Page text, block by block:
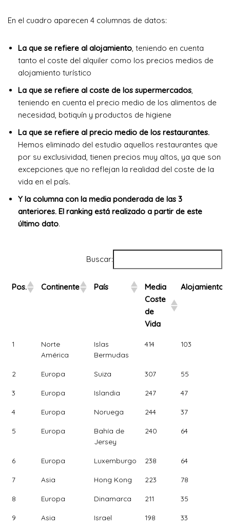
En el cuadro aparecen 4 columnas de datos:
La que se refiere al alojamiento, teniendo en cuenta
tanto el coste del alquiler como los precios medios de
alojamiento turístico
La que se refiere al coste de los supermercados,
teniendo en cuenta el precio medio de los alimentos de
necesidad, botiquín y productos de higiene
La que se refiere al precio medio de los restaurantes.
Hemos eliminado del estudio aquellos restaurantes que
por su exclusividad, tienen precios muy altos, ya que son
excepciones que no reflejan la realidad del coste de la
vida en el país.
Y la columna con la media ponderada de las 3
anteriores. El ranking está realizado a partir de este
último dato.
Buscar:
Pos. Continente País
Media
Coste
de
Vida
Alojamiento
Pos. Continente País
Media
Vida
Alojamiento
1
Norte
América
Islas
Bermudas
414 103
2 Europa Suiza 307 55
3 Europa Islandia 247 47
4 Europa Noruega 244 37
5 Europa
Bahía de
Jersey
240 64
6 Europa Luxemburgo 238 64
7 Asia Hong Kong 223 78
8 Europa Dinamarca 211 35
9 Asia Israel 198 33